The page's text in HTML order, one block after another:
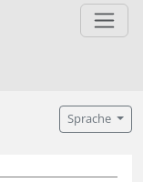
Sprache